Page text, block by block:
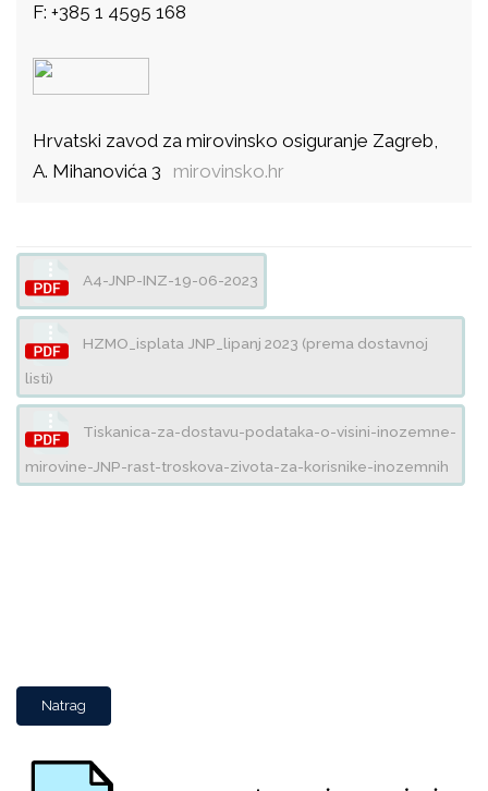
F: +385 1 4595 168
Hrvatski zavod za mirovinsko osiguranje Zagreb,
A. Mihanovića 3
mirovinsko.hr
A4-JNP-INZ-19-06-2023
HZMO_isplata JNP_lipanj 2023 (prema dostavnoj
listi)
Tiskanica-za-dostavu-podataka-o-visini-inozemne-
mirovine-JNP-rast-troskova-zivota-za-korisnike-inozemnih
Natrag